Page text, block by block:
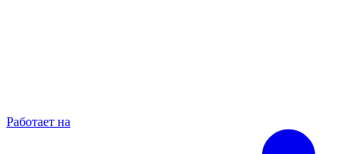
Работает на